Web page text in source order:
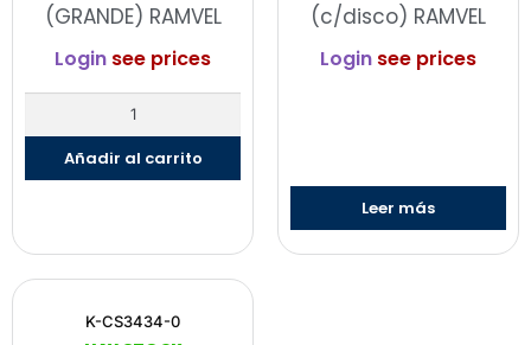
(GRANDE) RAMVEL
Login see prices
Añadir al carrito
(c/disco) RAMVEL
Login see prices
Leer más
K-CS3434-0